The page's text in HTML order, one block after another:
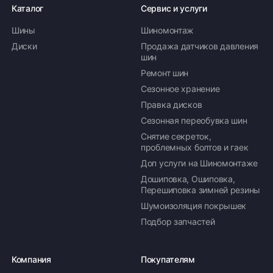
Каталог
Шины
Диски
Сервис и услуги
Шиномонтаж
Продажа датчиков давления
шин
Ремонт шин
Сезонное хранение
Правка дисков
Сезонная переобувка шин
Снятие секреток,
проблемных болтов и гаек
Доп услуги на Шиномонтаже
Дошиповка, Ошиповка,
Перешиповка зимней резины
Шумоизоляция покрышек
Подбор запчастей
Компания Покупателям